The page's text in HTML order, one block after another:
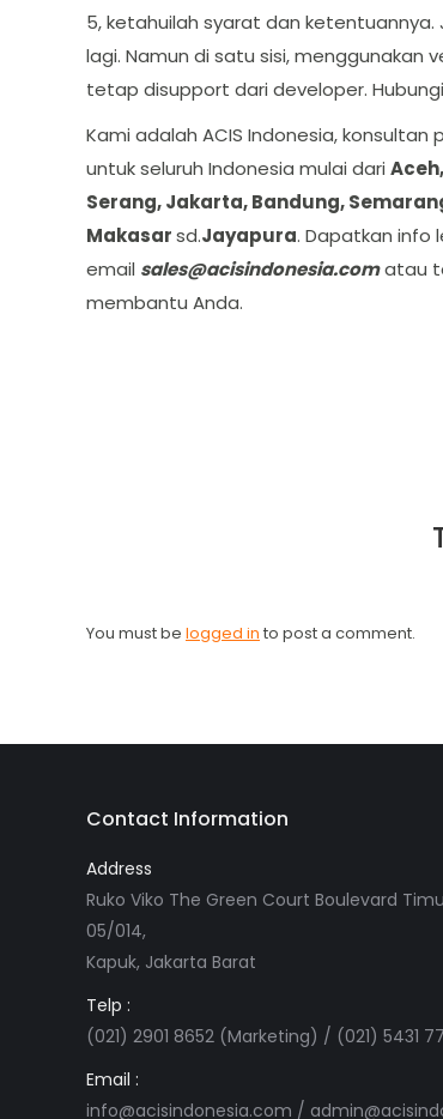
5, ketahuilah syarat dan ketentuannya.
lagi. Namun di satu sisi,
tetap disupport dari developer.
Kami adalah ACIS Indonesia, konsultan
untuk seluruh Indonesia mulai dari
Serang, Jakarta, Bandung,
Makasarsd.Jayapura. Dapatkan info
email sales@acisindonesia.comatau
membantu Anda.
You must be logged in to post a comment.
Contact Information
Address
Ruko Viko The Green Court Boulevard
05/014,
Kapuk, Jakarta Barat
Telp :
(021) 2901 8652 (Marketing) / (021) 5431
Email :
info@acisindonesia.com /